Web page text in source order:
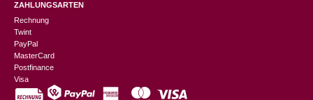
ZAHLUNGSARTEN
Rechnung
Twint
PayPal
MasterCard
Postfinance
Visa